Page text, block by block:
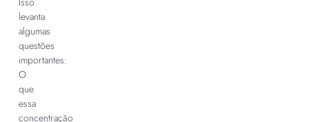
levanta
algumas
questões
importantes:
O
que
essa
concentração